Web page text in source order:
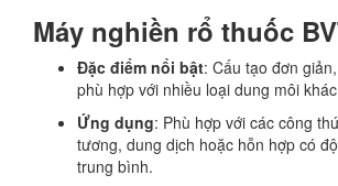
Máy nghiền rổ thuốc
Đặc điểm nổi bật: Cấu tạo đơn
phù hợp với nhiều loại dung môi
Ứng dụng: Phù hợp với các công
tương, dung dịch hoặc hỗn hợp có
trung bình.